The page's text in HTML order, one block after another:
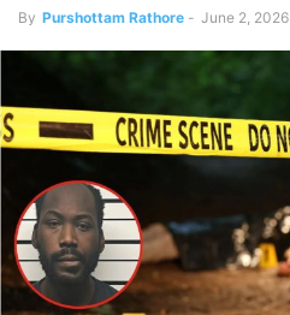
By Purshottam Rathore - June 2, 2026